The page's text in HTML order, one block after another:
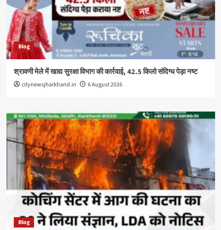
Blog
श्रावणी मेले में खाद्य सुरक्षा विभाग की कार्रवाई, 42.5 किलो संदिग्ध पेड़ा नष्ट
citynewsjharkhand.in 6 August 2026
Blog